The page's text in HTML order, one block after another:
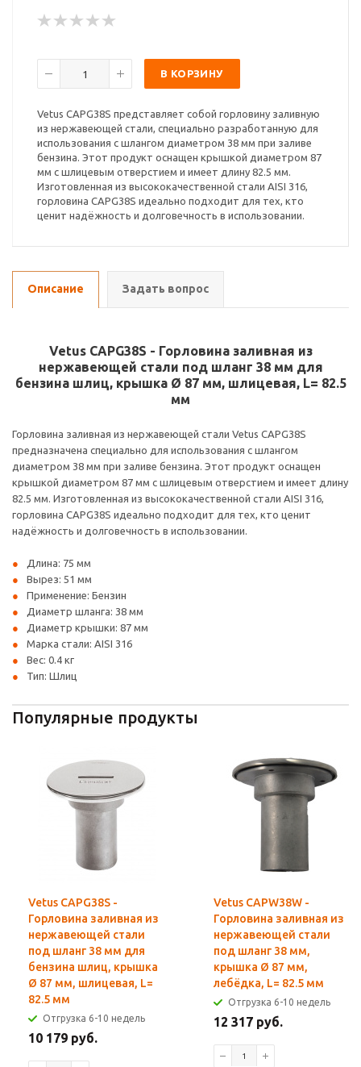
В КОРЗИНУ
Vetus CAPG38S представляет собой горловину заливную
из нержавеющей стали, специально разработанную для
использования с шлангом диаметром 38 мм при заливе
бензина. Этот продукт оснащен крышкой диаметром 87
мм с шлицевым отверстием и имеет длину 82.5 мм.
Изготовленная из высококачественной стали AISI 316,
горловина CAPG38S идеально подходит для тех, кто
ценит надёжность и долговечность в использовании.
Описание Задать вопрос
Vetus CAPG38S - Горловина заливная из
нержавеющей стали под шланг 38 мм для
бензина шлиц, крышка Ø 87 мм, шлицевая, L= 82.5
мм
Горловина заливная из нержавеющей стали Vetus CAPG38S
предназначена специально для использования с шлангом
диаметром 38 мм при заливе бензина. Этот продукт оснащен
крышкой диаметром 87 мм с шлицевым отверстием и имеет длину
82.5 мм. Изготовленная из высококачественной стали AISI 316,
горловина CAPG38S идеально подходит для тех, кто ценит
надёжность и долговечность в использовании.
Длина: 75 мм
Вырез: 51 мм
Применение: Бензин
Диаметр шланга: 38 мм
Диаметр крышки: 87 мм
Марка стали: AISI 316
Вес: 0.4 кг
Тип: Шлиц
Популярные продукты
Vetus CAPG38S -
Горловина заливная из
нержавеющей стали
под шланг 38 мм для
бензина шлиц, крышка
Ø 87 мм, шлицевая, L=
82.5 мм
Отгрузка 6-10 недель
10 179 руб.
Vetus CAPW38W -
Горловина заливная из
нержавеющей стали
под шланг 38 мм,
крышка Ø 87 мм,
лебёдка, L= 82.5 мм
Отгрузка 6-10 недель
12 317 руб.